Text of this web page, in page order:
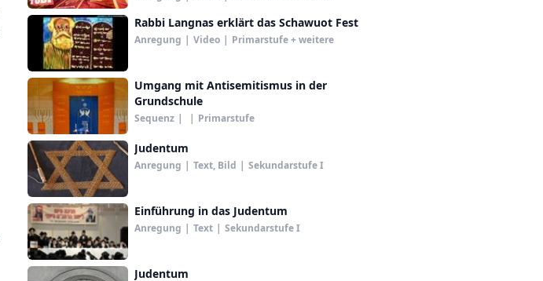
Rabbi Langnas erklärt das Schawuot Fest
Anregung | Video | Primarstufe + weitere
Umgang mit Antisemitismus in der
Grundschule
Sequenz | | Primarstufe
Judentum
Anregung | Text, Bild | Sekundarstufe I
Einführung in das Judentum
Anregung | Text | Sekundarstufe I
Judentum